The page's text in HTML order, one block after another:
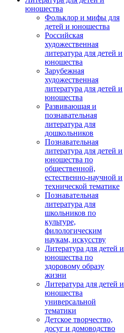
юношества
Фольклор и мифы для
детей и юношества
Российская
художественная
литература для детей и
юношества
Зарубежная
художественная
литература для детей и
юношества
Развивающая и
познавательная
литература для
дошкольников
Познавательная
литература для детей и
юношества по
общественной,
естественно-научной и
технической тематике
Познавательная
литература для
школьников по
культуре,
филологическим
наукам, искусству
Литература для детей и
юношества по
здоровому образу
жизни
Литература для детей и
юношества
универсальной
тематики
Детское творчество,
досуг и домоводство